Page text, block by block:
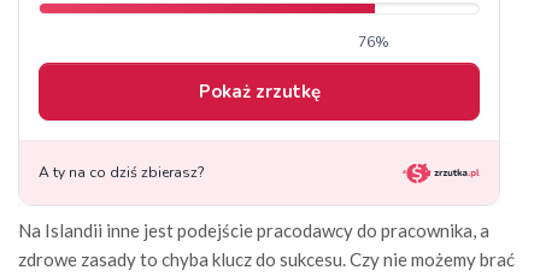
Na Islandii inne jest podejście pracodawcy do pracownika, a
zdrowe zasady to chyba klucz do sukcesu. Czy nie możemy brać